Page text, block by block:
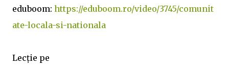
eduboom: https://eduboom.ro/video/3745/comunit
ate-locala-si-nationala
Lecție pe